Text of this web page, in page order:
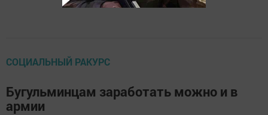
СОЦИАЛЬНЫЙ РАКУРС
Бугульминцам заработать можно и в
армии